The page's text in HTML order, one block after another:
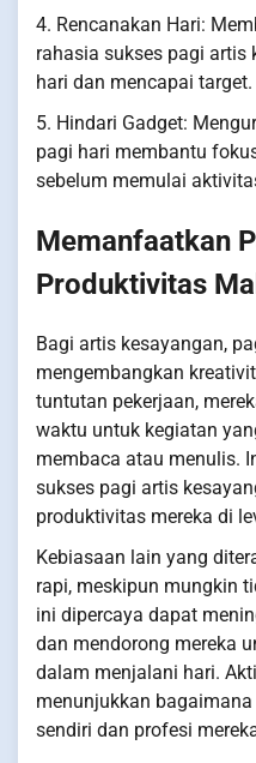
4. Rencanakan Hari:
rahasia sukses pagi artis
hari dan mencapai target.
5. Hindari Gadget:
pagi hari membantu
sebelum memulai
Memanfaatkan
Produktivitas
Bagi artis kesayangan,
mengembangkan
tuntutan pekerjaan,
waktu untuk kegiatan
membaca atau menulis.
sukses pagi artis
produktivitas mereka di
Kebiasaan lain yang
rapi, meskipun mungkin
ini dipercaya dapat
dan mendorong mereka
dalam menjalani hari.
menunjukkan
sendiri dan profesi